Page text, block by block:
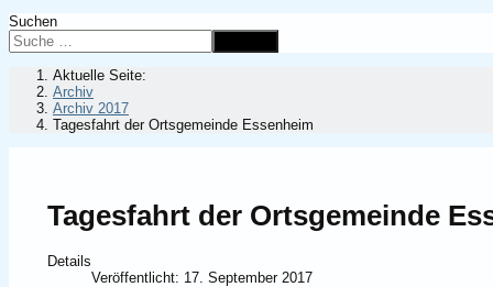
Suchen
Aktuelle Seite:
Archiv
Archiv 2017
Tagesfahrt der Ortsgemeinde Essenheim
Tagesfahrt der Ortsgemeinde
Details
Veröffentlicht: 17. September 2017